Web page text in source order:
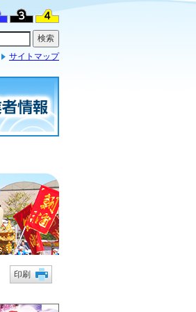
サイトマップ
印刷